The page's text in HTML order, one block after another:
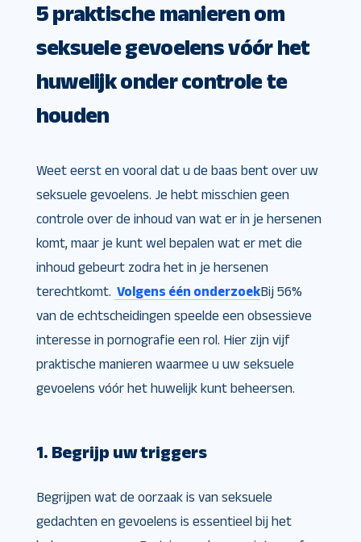
5 praktische manieren om
seksuele gevoelens vóór het
huwelijk onder controle te
houden
Weet eerst en vooral dat u de baas bent over uw
seksuele gevoelens. Je hebt misschien geen
controle over de inhoud van wat er in je hersenen
komt, maar je kunt wel bepalen wat er met die
inhoud gebeurt zodra het in je hersenen
terechtkomt. Volgens één onderzoekBij 56%
van de echtscheidingen speelde een obsessieve
interesse in pornografie een rol. Hier zijn vijf
praktische manieren waarmee u uw seksuele
gevoelens vóór het huwelijk kunt beheersen.
1. Begrijp uw triggers
Begrijpen wat de oorzaak is van seksuele
gedachten en gevoelens is essentieel bij het